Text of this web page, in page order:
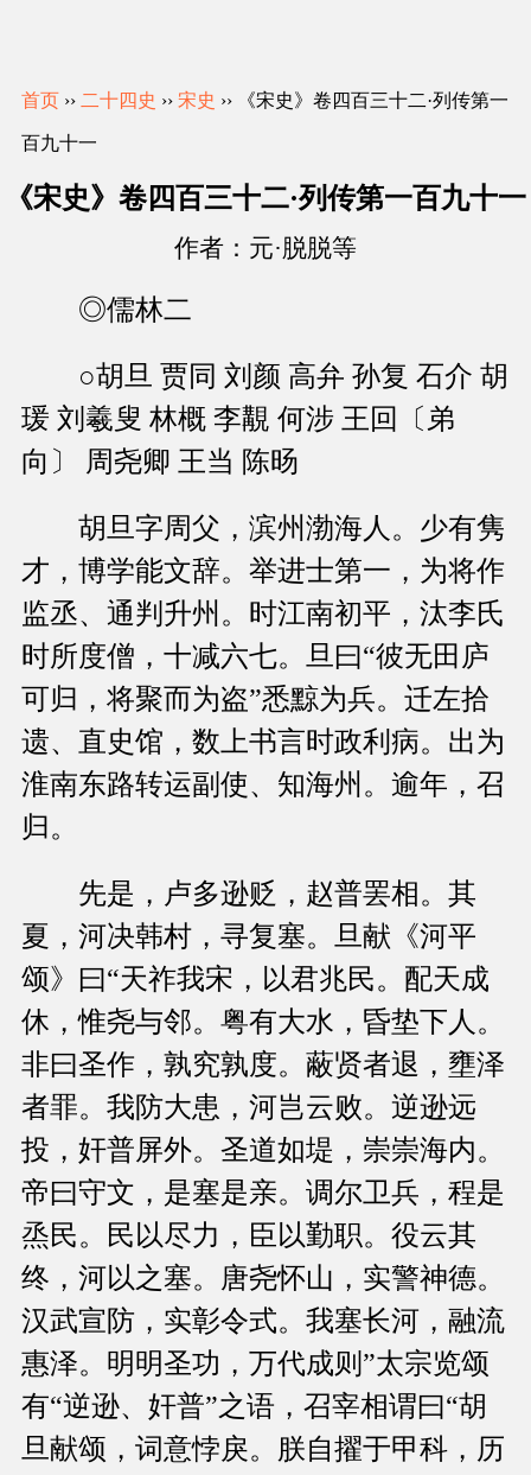
首页 ›› 二十四史 ›› 宋史 ›› 《宋史》卷四百三十二·列传第一
百九十一
《宋史》卷四百三十二·列传第一百九十一
作者：元·脱脱等
◎儒林二
○胡旦 贾同 刘颜 高弁 孙复 石介 胡
瑗 刘羲叟 林概 李覯 何涉 王回〔弟
向〕 周尧卿 王当 陈旸
胡旦字周父，滨州渤海人。少有隽
才，博学能文辞。举进士第一，为将作
监丞、通判升州。时江南初平，汰李氏
时所度僧，十减六七。旦曰“彼无田庐
可归，将聚而为盗”悉黥为兵。迁左拾
遗、直史馆，数上书言时政利病。出为
淮南东路转运副使、知海州。逾年，召
归。
先是，卢多逊贬，赵普罢相。其
夏，河决韩村，寻复塞。旦献《河平
颂》曰“天祚我宋，以君兆民。配天成
休，惟尧与邻。粤有大水，昏垫下人。
非曰圣作，孰究孰度。蔽贤者退，壅泽
者罪。我防大患，河岂云败。逆逊远
投，奸普屏外。圣道如堤，崇崇海内。
帝曰守文，是塞是亲。调尔卫兵，程是
烝民。民以尽力，臣以勤职。役云其
终，河以之塞。唐尧怀山，实警神德。
汉武宣防，实彰令式。我塞长河，融流
惠泽。明明圣功，万代成则”太宗览颂
有“逆逊、奸普”之语，召宰相谓曰“胡
旦献颂，词意悖戾。朕自擢于甲科，历